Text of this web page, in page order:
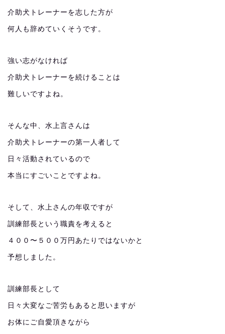
介助犬トレーナーを志した方が
何人も辞めていくそうです。
強い志がなければ
介助犬トレーナーを続けることは
難しいですよね。
そんな中、水上言さんは
介助犬トレーナーの第一人者して
日々活動されているので
本当にすごいことですよね。
そして、水上さんの年収ですが
訓練部長という職責を考えると
４００〜５００万円あたりではないかと
予想しました。
訓練部長として
日々大変なご苦労もあると思いますが
お体にご自愛頂きながら